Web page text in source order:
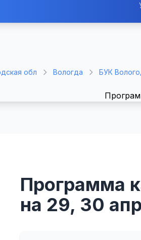
обл Вологда БУК
Программа
на 29, 30